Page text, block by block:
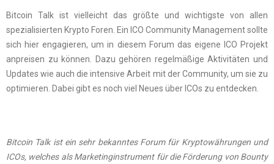
Bitcoin Talk ist vielleicht das größte und wichtigste von allen
spezialisierten Krypto Foren. Ein ICO Community Management sollte
sich hier engagieren, um in diesem Forum das eigene ICO Projekt
anpreisen zu können. Dazu gehören regelmäßige Aktivitäten und
Updates wie auch die intensive Arbeit mit der Community, um sie zu
optimieren. Dabei gibt es noch viel Neues über ICOs zu entdecken.
Bitcoin Talk ist ein sehr bekanntes Forum für Kryptowährungen und
ICOs, welches als Marketinginstrument für die Förderung von Bounty